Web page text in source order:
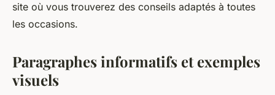
site où vous trouverez des conseils adaptés à toutes
les occasions.
Paragraphes informatifs et exemples
visuels